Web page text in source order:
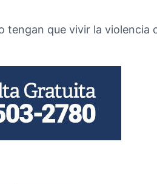
tengan que vivir la violencia